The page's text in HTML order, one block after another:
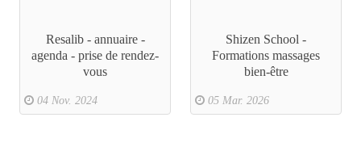
Resalib - annuaire -
agenda - prise de rendez-
vous
04 Nov. 2024
Shizen School -
Formations massages
bien-être
05 Mar. 2026